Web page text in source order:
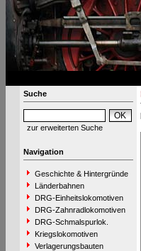
Suche
zur erweiterten Suche
Navigation
Geschichte & Hintergründe
Länderbahnen
DRG-Einheitslokomotiven
DRG-Zahnradlokomotiven
DRG-Schmalspurlok.
Kriegslokomotiven
Verlagerungsbauten